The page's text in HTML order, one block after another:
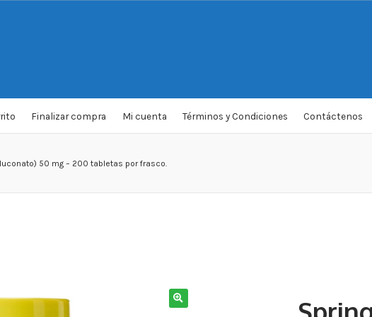
Finalizar compra Mi cuenta Términos y Condiciones Contáctenos
50 mg – 200 tabletas por frasco.